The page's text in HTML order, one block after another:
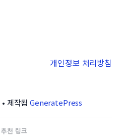
개인정보 처리방침
• 제작됨GeneratePress
추천 링크